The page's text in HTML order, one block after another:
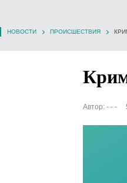
НОВОСТИ ПРОИСШЕСТВИЯ
Автор: - - -